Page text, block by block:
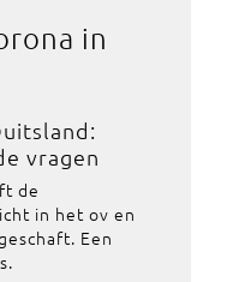
in
vragen
de
in het ov en
Een